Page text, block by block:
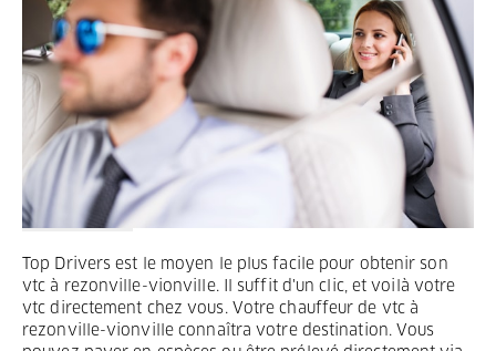
Privacy
Top Drivers est le moyen le plus facile pour obtenir son
vtc à rezonville-vionville. Il suffit d'un clic, et voilà votre
vtc directement chez vous. Votre chauffeur de vtc à
rezonville-vionville connaîtra votre destination. Vous